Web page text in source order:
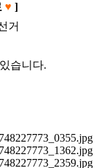
♥ ]
거
습니다.